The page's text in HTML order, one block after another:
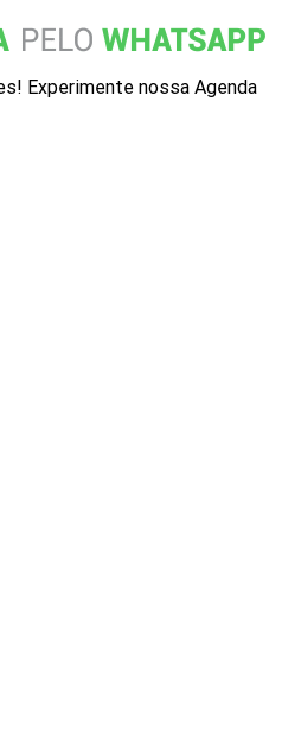
Experimente nossa Agenda